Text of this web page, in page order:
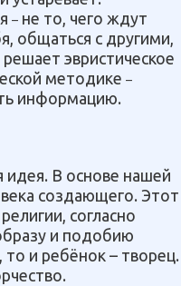
– не то, чего ждут
общаться с другими,
эвристическое
методике –
информацию.
идея. В основе нашей
создающего. Этот
согласно
и подобию
то и ребёнок – творец.